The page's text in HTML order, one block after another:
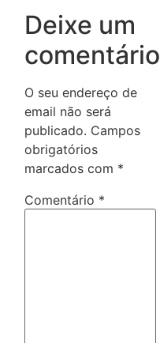
Deixe um
comentário
O seu endereço de
email não será
publicado. Campos
obrigatórios
marcados com *
Comentário *